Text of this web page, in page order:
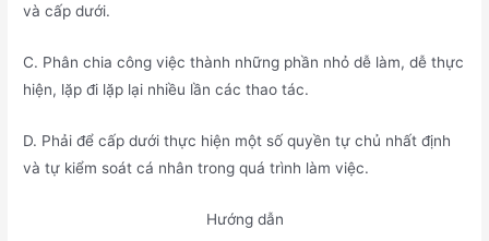
và cấp dưới.
C. Phân chia công việc thành những phần nhỏ dễ làm, dễ thực
hiện, lặp đi lặp lại nhiều lần các thao tác.
D. Phải để cấp dưới thực hiện một số quyền tự chủ nhất định
và tự kiểm soát cá nhân trong quá trình làm việc.
Hướng dẫn